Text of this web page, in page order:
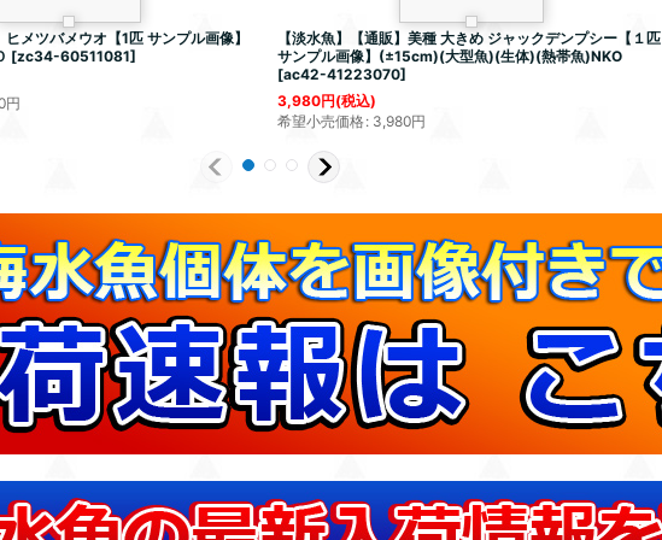
メツバメウオ【1匹 サンプル画像】
[zc34-60511081]
円
【淡水魚】【通販】美種 大きめ ジャックデンプシー【１匹
サンプル画像】(±15cm)(大型魚)(生体)(熱帯魚)NKO
[ac42-41223070]
3,980円(税込)
希望小売価格: 3,980円